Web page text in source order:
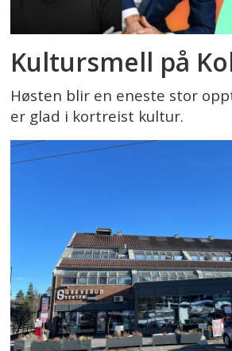
Kultursmell på
Høsten blir en eneste stor
er glad i kortreist kultur.